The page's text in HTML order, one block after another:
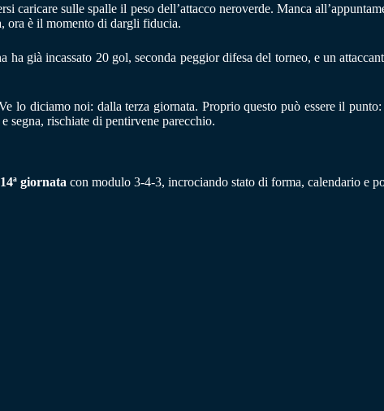
caricare sulle spalle il peso dell’attacco neroverde. Manca
ora è il momento di dargli fiducia.
ha già incassato 20 gol, seconda peggior difesa del torneo, e un
lo diciamo noi: dalla terza giornata. Proprio questo può essere il
segna, rischiate di pentirvene parecchio.
giornata con modulo 3-4-3, incrociando stato di forma, calendario e